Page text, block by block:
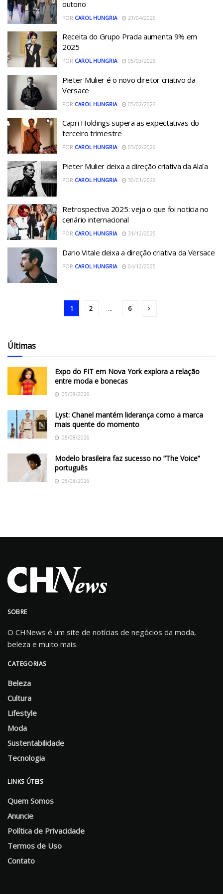
outono
POR CAROL HUNGRIA 27/04/2026
Receita do Grupo Prada aumenta 9% em
2025
POR CAROL HUNGRIA 05/03/2026
Pieter Mulier é o novo diretor criativo da
Versace
POR CAROL HUNGRIA 05/02/2026
Capri Holdings supera as expectativas do
terceiro trimestre
POR CAROL HUNGRIA 03/02/2026
Pieter Mulier deixa a direção criativa da Alaïa
POR CAROL HUNGRIA 30/01/2026
Retrospectiva 2025: veja o que foi notícia no
cenário internacional
POR CAROL HUNGRIA 31/12/2025
Dario Vitale deixa a direção criativa da Versace
POR CAROL HUNGRIA 04/12/2025
1 2 ... 6
Últimas
Expo do FIT em Nova York explora a relação
entre moda e bonecas
05/08/2026
Lyst: Chanel mantém liderança como a marca
mais quente do momento
05/08/2026
Modelo brasileira faz sucesso no “The Voice”
português
05/08/2026
SOBRE
O CHNews é um site de notícias de negócios da moda,
beleza e muito mais.
CATEGORIAS
Beleza
Cultura
Lifestyle
Moda
Sustentabilidade
Tecnologia
LINKS ÚTEIS
Quem Somos
Anuncie
Política de Privacidade
Termos de Uso
Contato